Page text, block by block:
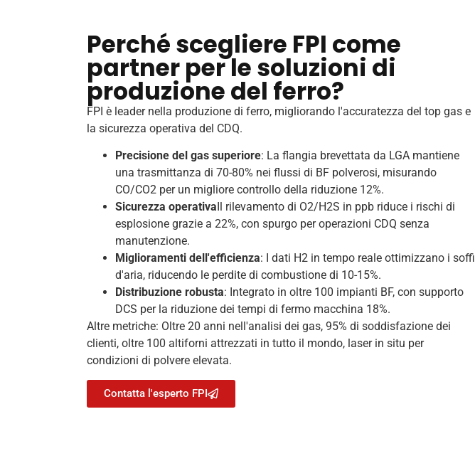
Perché scegliere FPI come
partner per le soluzioni di
produzione del ferro?
FPI è leader nella produzione di ferro, migliorando l'accuratezza del top gas e
la sicurezza operativa del CDQ.
Precisione del gas superiore: La flangia brevettata da LGA mantiene
una trasmittanza di 70-80% nei flussi di BF polverosi, misurando
CO/CO2 per un migliore controllo della riduzione 12%.
Sicurezza operativa Il rilevamento di O2/H2S in ppb riduce i rischi di
esplosione grazie a 22%, con spurgo per operazioni CDQ senza
manutenzione.
Miglioramenti dell'efficienza: I dati H2 in tempo reale ottimizzano i soffi
d'aria, riducendo le perdite di combustione di 10-15%.
Distribuzione robusta: Integrato in oltre 100 impianti BF, con supporto
DCS per la riduzione dei tempi di fermo macchina 18%.
Altre metriche: Oltre 20 anni nell'analisi dei gas, 95% di soddisfazione dei
clienti, oltre 100 altiforni attrezzati in tutto il mondo, laser in situ per
condizioni di polvere elevata.
Contatta l'esperto FPI